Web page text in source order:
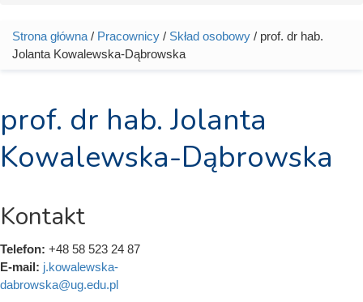
Jesteś tutaj
Strona główna / Pracownicy / Skład osobowy / prof. dr hab.
Jolanta Kowalewska-Dąbrowska
prof. dr hab. Jolanta
Kowalewska-Dąbrowska
Kontakt
Telefon: +48 58 523 24 87
E-mail: j.kowalewska-
dabrowska@ug.edu.pl